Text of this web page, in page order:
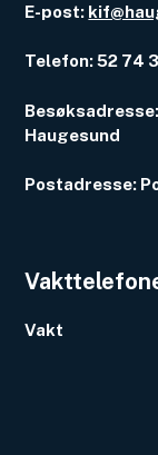
E-post:
Telefon: 52 74
Haugesund
Postadresse:
Vakt